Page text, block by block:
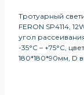
Тротуарный
FERON SP4114,
угол
-35°C – +75°C,
180*180*90мм, D